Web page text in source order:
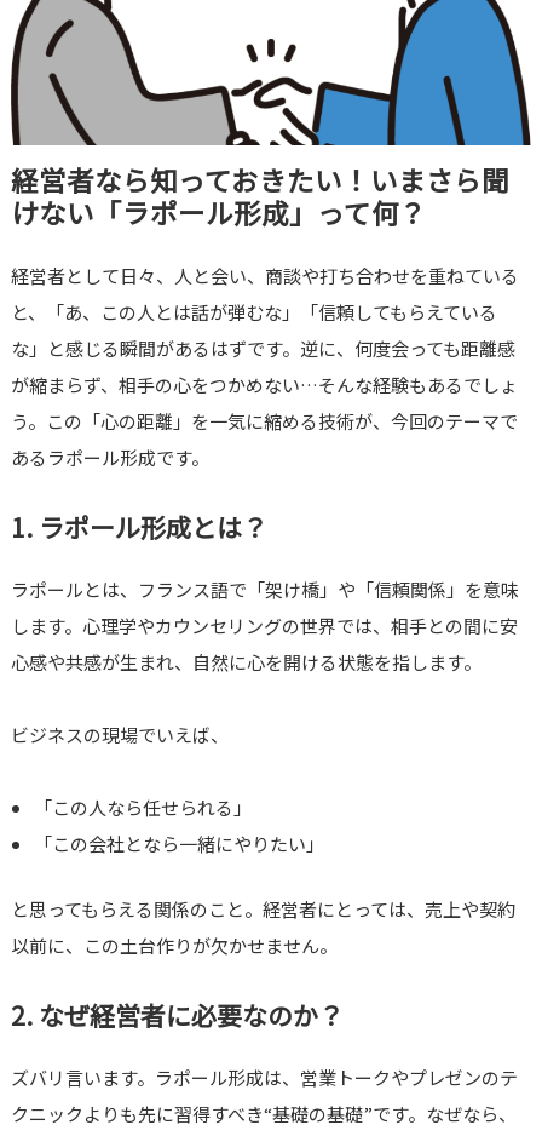
経営者なら知っておきたい！いまさら聞
けない「ラポール形成」って何？
経営者として日々、人と会い、商談や打ち合わせを重ねている
と、「あ、この人とは話が弾むな」「信頼してもらえている
な」と感じる瞬間があるはずです。逆に、何度会っても距離感
が縮まらず、相手の心をつかめない…そんな経験もあるでしょ
う。この「心の距離」を一気に縮める技術が、今回のテーマで
あるラポール形成です。
1. ラポール形成とは？
ラポールとは、フランス語で「架け橋」や「信頼関係」を意味
します。心理学やカウンセリングの世界では、相手との間に安
心感や共感が生まれ、自然に心を開ける状態を指します。
ビジネスの現場でいえば、
「この人なら任せられる」
「この会社となら一緒にやりたい」
と思ってもらえる関係のこと。経営者にとっては、売上や契約
以前に、この土台作りが欠かせません。
2. なぜ経営者に必要なのか？
ズバリ言います。ラポール形成は、営業トークやプレゼンのテ
クニックよりも先に習得すべき“基礎の基礎”です。なぜなら、